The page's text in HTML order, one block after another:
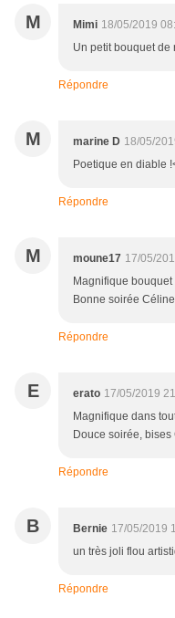
M Mimi 18/05/2019
Un petit bouquet de
Répondre
M marine D 18/05/
Poetique en diable
Répondre
M moune17 17/05/
Magnifique
Bonne soirée
Répondre
E erato 17/05/2019
Magnifique dans
Douce soirée, bises
Répondre
B Bernie 17/05/2019
un très joli flou
Répondre